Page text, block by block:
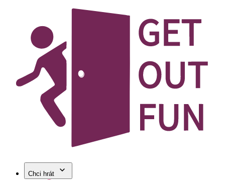
Chci hrát